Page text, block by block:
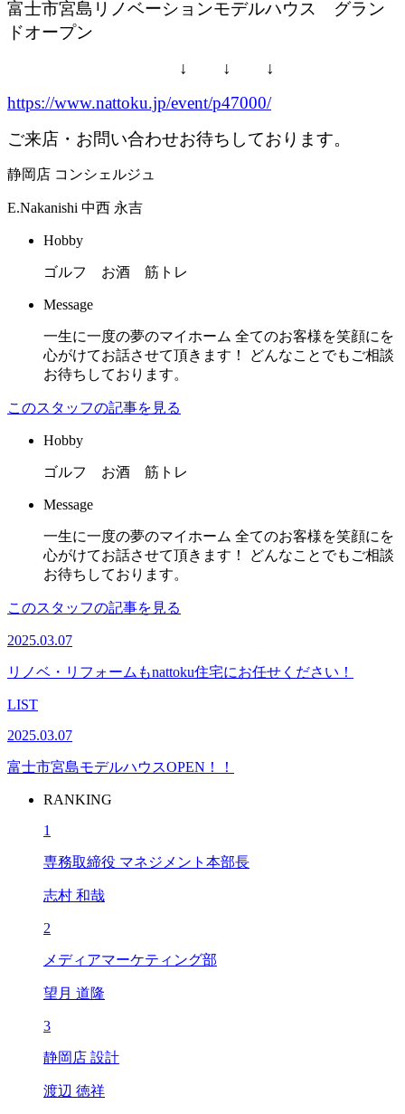
富士市宮島リノベーションモデルハウス グラン
ドオープン
↓ ↓ ↓
https://www.nattoku.jp/event/p47000/
ご来店・お問い合わせお待ちしております。
静岡店 コンシェルジュ
E.Nakanishi 中西 永吉
Hobby
ゴルフ お酒 筋トレ
Message
一生に一度の夢のマイホーム 全てのお客様を笑顔にを
心がけてお話させて頂きます！ どんなことでもご相談
お待ちしております。
このスタッフの記事を見る
Hobby
ゴルフ お酒 筋トレ
Message
一生に一度の夢のマイホーム 全てのお客様を笑顔にを
心がけてお話させて頂きます！ どんなことでもご相談
お待ちしております。
このスタッフの記事を見る
2025.03.07
リノベ・リフォームもnattoku住宅にお任せください！
LIST
2025.03.07
富士市宮島モデルハウスOPEN！！
RANKING
1
専務取締役 マネジメント本部長
志村 和哉
2
メディアマーケティング部
望月 道隆
3
静岡店 設計
渡辺 徳祥